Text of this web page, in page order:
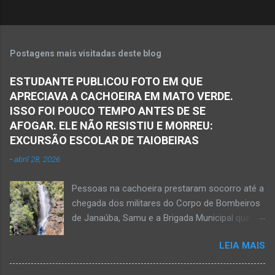
Postagens mais visitadas deste blog
ESTUDANTE PUBLICOU FOTO EM QUE
APRECIAVA A CACHOEIRA EM MATO VERDE.
ISSO FOI POUCO TEMPO ANTES DE SE
AFOGAR. ELE NÃO RESISTIU E MORREU:
EXCURSÃO ESCOLAR DE TAIOBEIRAS
-abril 28, 2026
Pessoas na cachoeira prestaram socorro até a
chegada dos militares do Corpo de Bombeiros
de Janaúba, Samu e a Brigada Municipal que
resistiu e foi a óbito Foto álbum pessoal Kauan
Pereira Alves publicou em sua rede social a
LEIA MAIS